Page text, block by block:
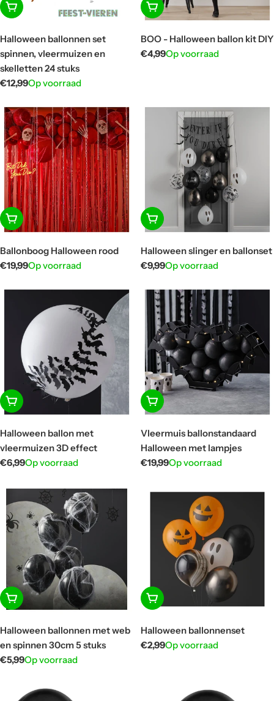
In winkelwagen
Halloween ballonnen set
spinnen, vleermuizen en
skelletten 24 stuks
Normale
€12,99Op voorraad
In winkelwagen
BOO - Halloween ballon kit DIY
Normale
€4,99Op voorraad
In winkelwagen
Ballonboog Halloween rood
Normale
€19,99Op voorraad
In winkelwagen
Halloween slinger en ballonset
Normale
€9,99Op voorraad
In winkelwagen
Halloween ballon met
vleermuizen 3D effect
Normale
€6,99Op voorraad
In winkelwagen
Vleermuis ballonstandaard
Halloween met lampjes
Normale
€19,99Op voorraad
In winkelwagen
Halloween ballonnen met web
en spinnen 30cm 5 stuks
Normale
€5,99Op voorraad
In winkelwagen
Halloween ballonnenset
Normale
€2,99Op voorraad